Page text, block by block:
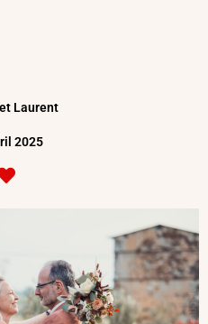
Laurent
2025